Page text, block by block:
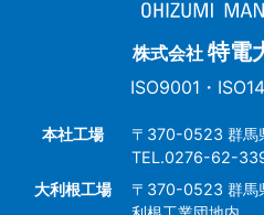
株式会社 特電
ISO9001・
本社工場
〒370-0523 群馬
TEL.0276-62-
大利根工場
〒370-0523 群馬